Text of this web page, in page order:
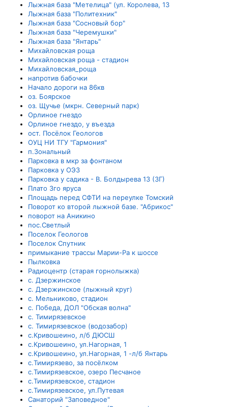
Лыжная база "Метелица" (ул. Королева, 13
Лыжная база "Политехник"
Лыжная база "Сосновый бор"
Лыжная база "Черемушки"
Лыжная база "Янтарь"
Михайловская роща
Михайловская роща - стадион
Михайловская_роща
напротив бабочки
Начало дороги на 86кв
оз. Боярское
оз. Щучье (мкрн. Северный парк)
Орлиное гнездо
Орлиное гнездо, у въезда
ост. Посёлок Геологов
ОУЦ НИ ТГУ "Гармония"
п.Зональный
Парковка в мкр за фонтаном
Парковка у ОЭЗ
Парковка у садика - В. Болдырева 13 (ЗГ)
Плато 3го яруса
Площадь перед СФТИ на переулке Томский
Поворот ко второй лыжной базе. "Абрикос"
поворот на Аникино
пос.Светлый
Поселок Геологов
Поселок Спутник
примыкание трассы Марии-Ра к шоссе
Пылковка
Радиоцентр (старая горнолыжка)
с. Дзержинское
с. Дзержинское (лыжный круг)
с. Мельниково, стадион
с. Победа, ДОЛ "Обская волна"
с. Тимирязевское
с. Тимирязевское (водозабор)
с.Кривошеино, л/б ДЮСШ
с.Кривошеино, ул.Нагорная, 1
с.Кривошеино, ул.Нагорная, 1 -л/б Янтарь
с.Тимирязево, за посёлком
с.Тимирязевское, озеро Песчаное
с.Тимирязевское, стадион
с.Тимирязевское, ул.Путевая
Санаторий "Заповедное"